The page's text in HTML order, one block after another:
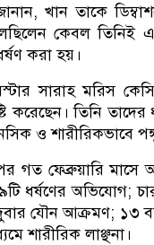
খান তাকে
কেবল
করা হয়।
সারাহ মরিস
করেছেন। তিনি তাদের
ও শারীরিকভাবে
পর গত ফেব্রুয়ারি
ধর্ষণের অভিযোগ;
যৌন আক্রমণ; ১৩
শারীরিক লাঞ্ছনা।